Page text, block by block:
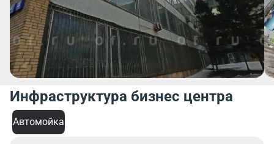
Инфраструктура бизнес центра
Автомойка